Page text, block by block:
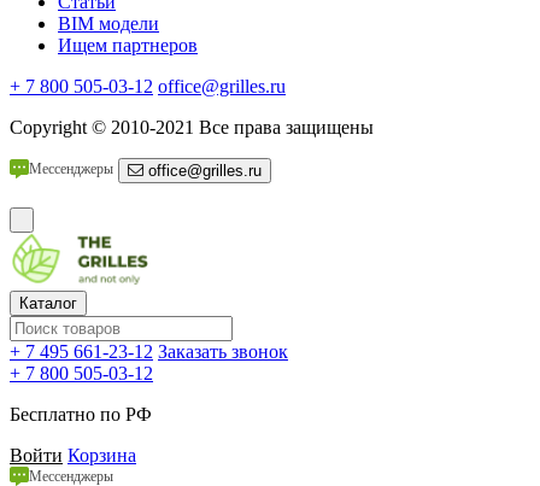
BIM модели
Ищем партнеров
+ 7 800 505-03-12 office@grilles.ru
Copyright © 2010-2021 Все права защищены
Мессенджеры office@grilles.ru
Каталог
+ 7 495 661-23-12 Заказать звонок
+ 7 800 505-03-12
Бесплатно по РФ
Войти Корзина
Мессенджеры